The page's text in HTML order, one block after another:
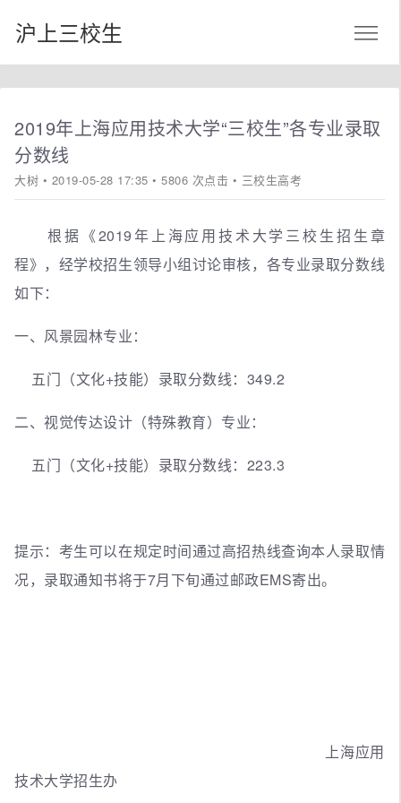
沪上三校生
2019年上海应用技术大学“三校生”各专业录取
分数线
大树 • 2019-05-28 17:35 • 5806 次点击 • 三校生高考
根据《2019年上海应用技术大学三校生招生章
程》，经学校招生领导小组讨论审核，各专业录取分数线
如下：
一、风景园林专业：
五门（文化+技能）录取分数线：349.2
二、视觉传达设计（特殊教育）专业：
五门（文化+技能）录取分数线：223.3
提示：考生可以在规定时间通过高招热线查询本人录取情
况，录取通知书将于7月下旬通过邮政EMS寄出。
上海应用
技术大学招生办